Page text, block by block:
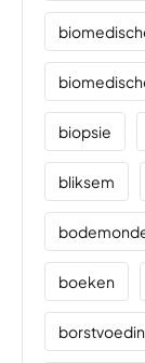
biopsie
bliksem
boeken